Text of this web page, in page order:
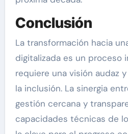
Conclusión
La transformación hacia
digitalizada es un proceso
requiere una visión audaz
la inclusión. La sinergia
gestión cercana y
capacidades técnicas de